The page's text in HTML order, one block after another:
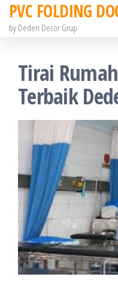
Skip
content
PVC FOLDING
by Deden Decor Grup
Tirai
Terbaik